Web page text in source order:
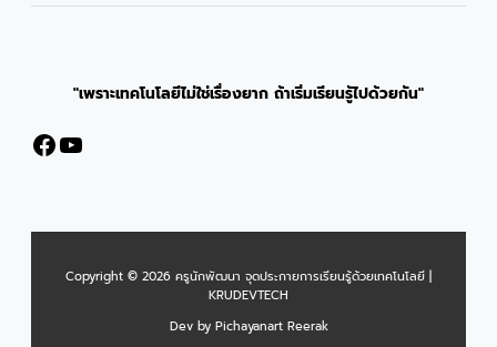
"เพราะเทคโนโลยีไม่ใช่เรื่องยาก ถ้าเริ่มเรียนรู้ไปด้วยกัน"
Facebook
YouTube
Copyright © 2026 ครูนักพัฒนา จุดประกายการเรียนรู้ด้วยเทคโนโลยี |
KRUDEVTECH
Dev by Pichayanart Reerak